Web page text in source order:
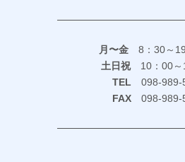
月〜金 8：30～
土日祝10：00～
TEL 098-989-
FAX098-989-